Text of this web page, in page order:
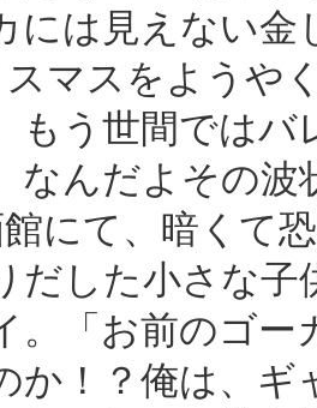
には見えない金
マスをようや
もう世間では
なんだよその波
にて、暗くて
だした小さな
。「お前のゴ
か！？俺は、ギ